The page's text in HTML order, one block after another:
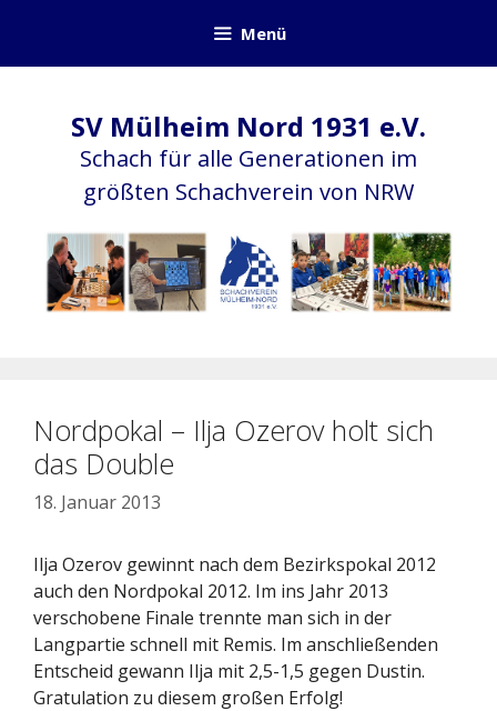
springen
Menü
SV Mülheim Nord 1931 e.V.
Schach für alle Generationen im
größten Schachverein von NRW
Nordpokal – Ilja Ozerov holt sich
das Double
18. Januar 2013
Ilja Ozerov gewinnt nach dem Bezirkspokal 2012
auch den Nordpokal 2012. Im ins Jahr 2013
verschobene Finale trennte man sich in der
Langpartie schnell mit Remis. Im anschließenden
Entscheid gewann Ilja mit 2,5-1,5 gegen Dustin.
Gratulation zu diesem großen Erfolg!